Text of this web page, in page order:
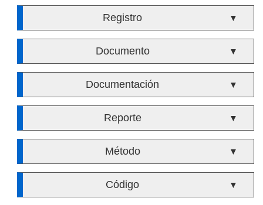
Registro ▼
Documento ▼
Documentación ▼
Reporte ▼
Método ▼
Código ▼